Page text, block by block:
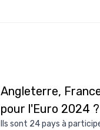
Angleterre,
pour l'Euro 2024 ?
Ils sont 24 pays à